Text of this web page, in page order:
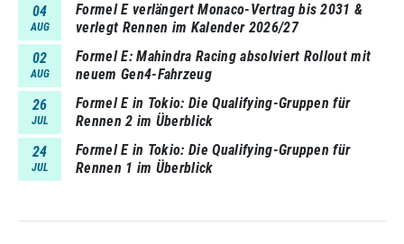
04
AUG
Formel E verlängert Monaco-Vertrag bis 2031 &
verlegt Rennen im Kalender 2026/27
02
AUG
Formel E: Mahindra Racing absolviert Rollout mit
neuem Gen4-Fahrzeug
26
JUL
Formel E in Tokio: Die Qualifying-Gruppen für
Rennen 2 im Überblick
24
JUL
Formel E in Tokio: Die Qualifying-Gruppen für
Rennen 1 im Überblick